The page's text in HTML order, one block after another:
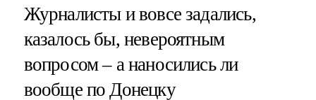
Журналисты и вовсе задались,
казалось бы, невероятным
вопросом – а наносились ли
вообще по Донецку